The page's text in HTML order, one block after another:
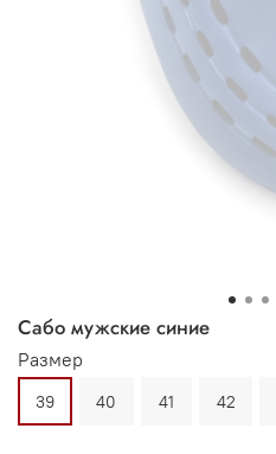
Сабо мужские синие
Размер
39 40 41 42